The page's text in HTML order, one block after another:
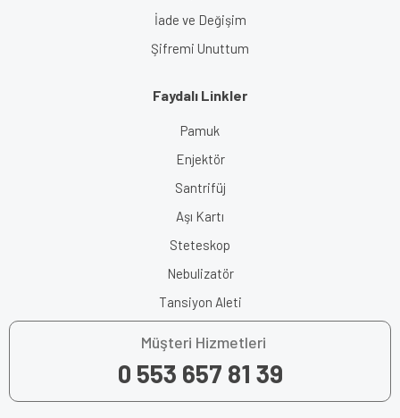
İade ve Değişim
Şifremi Unuttum
Faydalı Linkler
Pamuk
Enjektör
Santrifüj
Aşı Kartı
Steteskop
Nebulizatör
Tansiyon Aleti
Müşteri Hizmetleri
0 553 657 81 39